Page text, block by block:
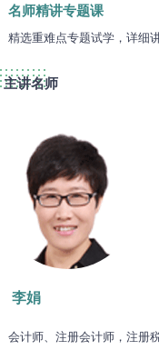
名师精讲专题课
精选重难点专题试学，详细
主讲名师
李娟
会计师、注册会计师，注册